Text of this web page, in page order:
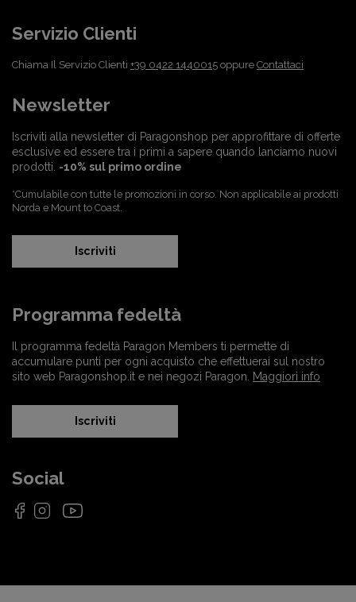
Servizio Clienti
Chiama Il Servizio Clienti +39 0422 1440015 oppure Contattaci
Newsletter
Iscriviti alla newsletter di Paragonshop per approfittare di offerte
esclusive ed essere tra i primi a sapere quando lanciamo nuovi
prodotti. -10% sul primo ordine
*Cumulabile con tutte le promozioni in corso. Non applicabile ai prodotti
Norda e Mount to Coast.
Iscriviti
Programma fedeltà
Il programma fedeltà Paragon Members ti permette di
accumulare punti per ogni acquisto che effettuerai sul nostro
sito web Paragonshop.it e nei negozi Paragon.
Maggiori info
Iscriviti
Social